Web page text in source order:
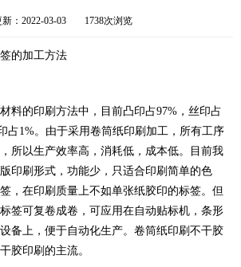
新：2022-03-03 1738次浏览
的加工方法
的印刷方法中，目前凸印占97%，丝印占
占1%。由于采用卷筒纸印刷加工，所有工序
所以生产效率高，消耗低，成本低。目前我
印刷形式，功能少，只适合印刷简单的色
，在印刷质量上不如单张纸胶印的标签。但
签可复卷成卷，可应用在自动贴标机，条形
备上，便于自动化生产。卷筒纸印刷不干胶
胶印刷的主流。